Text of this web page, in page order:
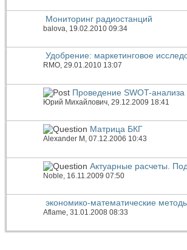
Мониторинг радиостанций
balova , 19.02.2010 09:34
Удобрение: маркетинговое
RMO, 29.01.2010 13:07
Проведение SWOT-
Юрий Михайлович , 29.12.2009 18:41
Матрица БКГ
Alexander M , 07.12.2006 10:43
Актуарные расчеты.
Noble , 16.11.2009 07:50
экономико-математические
Aflame, 31.01.2008 08:33